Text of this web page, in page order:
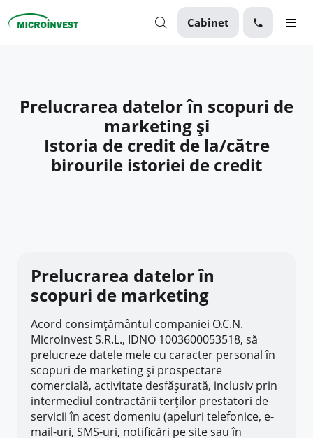
Cabinet
Business
Despre Microinvest
Pentru Clienți
Prelucrarea datelor în scopuri de
marketing și
Istoria de credit de la/către
birourile istoriei de credit
Prelucrarea datelor în
scopuri de marketing
Acord consimțământul companiei O.C.N.
Microinvest S.R.L., IDNO 1003600053518, să
prelucreze datele mele cu caracter personal în
scopuri de marketing și prospectare
comercială, activitate desfășurată, inclusiv prin
intermediul contractării terților prestatori de
servicii în acest domeniu (apeluri telefonice, e-
mail-uri, SMS-uri, notificări pe site sau în